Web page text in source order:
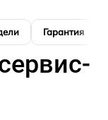
Гарантия